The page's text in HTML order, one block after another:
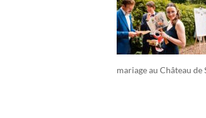
mariage au Château